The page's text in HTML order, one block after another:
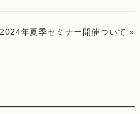
2024年夏季セミナー開催ついて »